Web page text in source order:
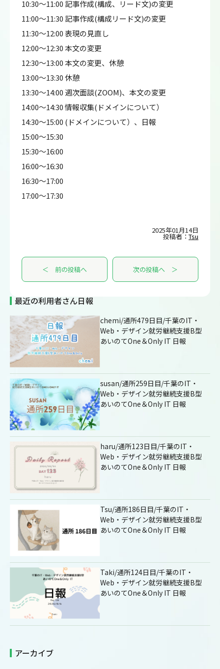
10:30～11:00 記事作成(構成、リード文)の変更
11:00～11:30 記事作成(構成リード文)の変更
11:30～12:00 表現の見直し
12:00～12:30 本文の変更
12:30～13:00 本文の変更、休憩
13:00～13:30 休憩
13:30～14:00 週次面談(ZOOM)、本文の変更
14:00～14:30 情報収集(ドメインについて）
14:30～15:00 (ドメインについて）、日報
15:00～15:30
15:30～16:00
16:00～16:30
16:30～17:00
17:00～17:30
2025年01月14日
投稿者： Tsu
＜ 前の投稿へ 次の投稿へ ＞
最近の利用者さん日報
chemi/通所479日目/千葉のIT・
Web・デザイン就労継続支援B型
あいのてOne＆Only IT 日報
susan/通所259日目/千葉のIT・
Web・デザイン就労継続支援B型
あいのてOne＆Only IT 日報
haru/通所123日目/千葉のIT・
Web・デザイン就労継続支援B型
あいのてOne＆Only IT 日報
Tsu/通所186日目/千葉のIT・
Web・デザイン就労継続支援B型
あいのてOne＆Only IT 日報
Taki/通所124日目/千葉のIT・
Web・デザイン就労継続支援B型
あいのてOne＆Only IT 日報
アーカイブ